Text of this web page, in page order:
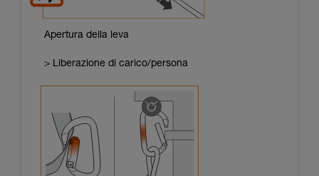
Apertura della leva
> Liberazione di carico/persona